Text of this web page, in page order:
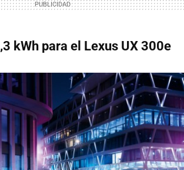
kWh para el Lexus UX 300e